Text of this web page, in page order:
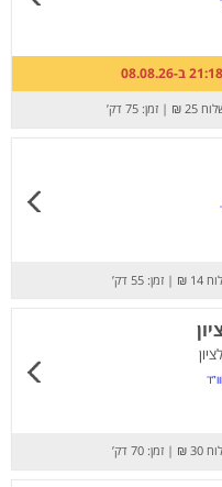
25 ₪
| זמן: 75 דק’
14 ₪
| זמן: 55 דק’
30 ₪
| זמן: 70 דק’